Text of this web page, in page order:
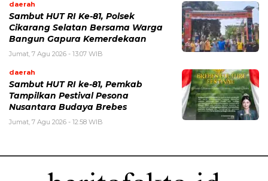
daerah
Sambut HUT RI Ke-81, Polsek
Cikarang Selatan Bersama Warga
Bangun Gapura Kemerdekaan
Jumat, 7 Agu 2026 - 13:07 WIB
daerah
Sambut HUT RI ke-81, Pemkab
Tampilkan Pestival Pesona
Nusantara Budaya Brebes
Jumat, 7 Agu 2026 - 12:58 WIB